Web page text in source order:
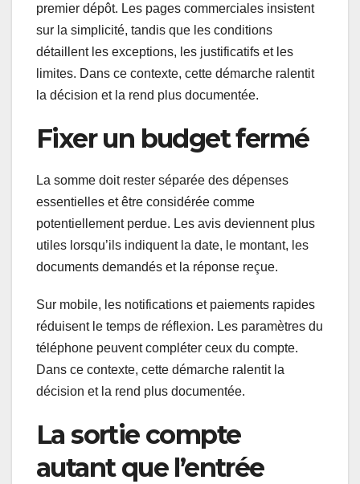
premier dépôt. Les pages commerciales insistent
sur la simplicité, tandis que les conditions
détaillent les exceptions, les justificatifs et les
limites. Dans ce contexte, cette démarche ralentit
la décision et la rend plus documentée.
Fixer un budget fermé
La somme doit rester séparée des dépenses
essentielles et être considérée comme
potentiellement perdue. Les avis deviennent plus
utiles lorsqu’ils indiquent la date, le montant, les
documents demandés et la réponse reçue.
Sur mobile, les notifications et paiements rapides
réduisent le temps de réflexion. Les paramètres du
téléphone peuvent compléter ceux du compte.
Dans ce contexte, cette démarche ralentit la
décision et la rend plus documentée.
La sortie compte
autant que l’entrée